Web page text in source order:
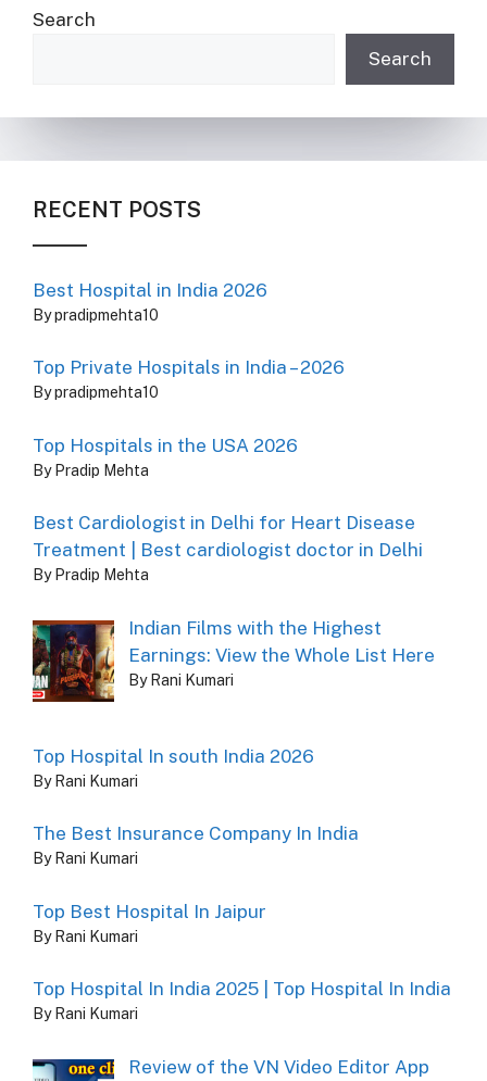
Search
Search
RECENT POSTS
Best Hospital in India 2026
By pradipmehta10
Top Private Hospitals in India – 2026
By pradipmehta10
Top Hospitals in the USA 2026
By Pradip Mehta
Best Cardiologist in Delhi for Heart Disease
Treatment | Best cardiologist doctor in Delhi
By Pradip Mehta
Indian Films with the Highest
Earnings: View the Whole List Here
By Rani Kumari
Top Hospital In south India 2026
By Rani Kumari
The Best Insurance Company In India
By Rani Kumari
Top Best Hospital In Jaipur
By Rani Kumari
Top Hospital In India 2025 | Top Hospital In India
By Rani Kumari
Review of the VN Video Editor App